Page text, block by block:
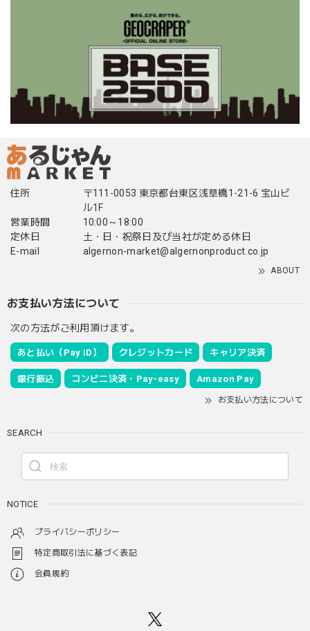
住所
〒111-0053 東京都台東区浅草橋1-21-6 宝山ビ
ル1F
営業時間
10:00～18:00
定休日
土・日・祝祭日及び当社が定める休日
E-mail
algernon-market@algernonproduct.co.jp
ABOUT
お支払い方法について
次の方法がご利用頂けます。
あと払い（Pay ID） クレジットカード キャリア決済
銀行振込 コンビニ決済・Pay-easy Amazon Pay
お支払い方法について
SEARCH
NOTICE
プライバシーポリシー
特定商取引法に基づく表記
会員規約